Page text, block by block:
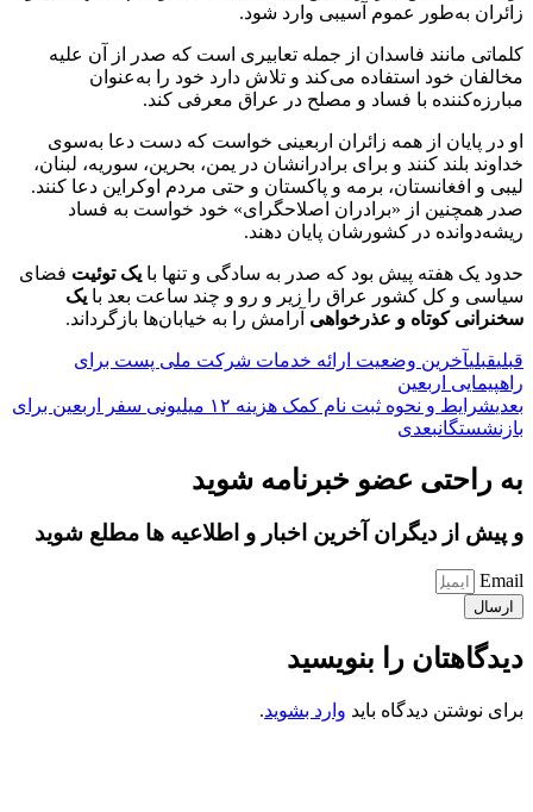
زائران به‌طور عموم آسیبی وارد شود.
کلماتی مانند فاسدان از جمله تعابیری است که صدر از آن علیه
مخالفان خود استفاده می‌کند و تلاش دارد خود را به‌عنوان
مبارزه‌کننده با فساد و مصلح در عراق معرفی کند.
او در پایان از همه زائران اربعینی خواست که دست دعا به‌سوی
خداوند بلند کنند و برای برادرانشان در یمن، بحرین، سوریه، لبنان،
لیبی و افغانستان، برمه و پاکستان و حتی مردم اوکراین دعا کنند.
صدر همچنین از «برادران اصلاحگرای» خود خواست به فساد
ریشه‌دوانده در کشورشان پایان دهند.
حدود یک هفته پیش بود که صدر به سادگی و تنها با یک توئیت فضای
سیاسی و کل کشور عراق را زیر و رو و چند ساعت بعد با یک
سخنرانی کوتاه و عذرخواهی آرامش را به خیابان‌ها بازگرداند.
قبلیقبلیآخرین وضعیت ارائه خدمات شرکت ملی پست برای
راهپیمایی اربعین
بعدی
شرایط و نحوه ثبت نام کمک هزینه ۱۲ میلیونی سفر اربعین برای
بازنشستگانبعدی
به راحتی عضو خبرنامه شوید
و پیش از دیگران آخرین اخبار و اطلاعیه ها مطلع شوید
Email
ارسال
دیدگاهتان را بنویسید
برای نوشتن دیدگاه باید وارد بشوید.